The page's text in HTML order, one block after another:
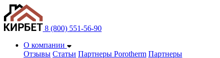
8 (800) 551-56-90
О компании
Отзывы Статьи Партнеры Porotherm Партнеры